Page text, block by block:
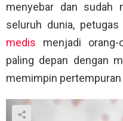
menyebar dan sudah
seluruh dunia,
medis menjadi
paling depan dengan
memimpin